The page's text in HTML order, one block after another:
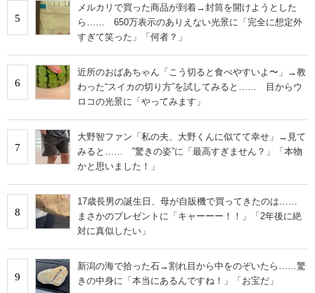
5
メルカリで買った商品が到着→封筒を開けようとした
ら…… 650万表示のありえない光景に「完全に想定外
すぎて笑った」「何者？」
6
近所のおばあちゃん「こう切ると食べやすいよ〜」→教
わった“スイカの切り方”を試してみると…… 目からウ
ロコの光景に「やってみます」
7
大野智ファン「私の夫、大野くんに似てて幸せ」→見て
みると…… ‟驚きの姿”に「最高すぎません？」「本物
かと思いました！」
8
17歳長男の誕生日、母が自販機で買ってきたのは……
まさかのプレゼントに「キャーーー！！」「2年後に絶
対に真似したい」
9
新潟の海で拾った石→割れ目から中をのぞいたら……驚
きの中身に「本当にあるんですね！」「お宝だ」